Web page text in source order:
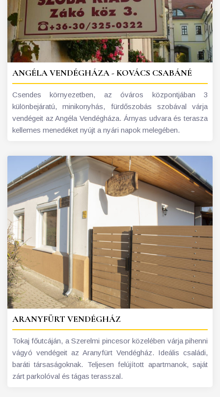
ANGÉLA VENDÉGHÁZA - KOVÁCS CSABÁNÉ
Csendes környezetben, az óváros központjában 3
különbejáratú, minikonyhás, fürdőszobás szobával várja
vendégeit az Angéla Vendégháza. Árnyas udvara és terasza
kellemes menedéket nyújt a nyári napok melegében.
ARANYFÜRT VENDÉGHÁZ
Tokaj főutcáján, a Szerelmi pincesor közelében várja pihenni
vágyó vendégeit az Aranyfürt Vendégház. Ideális családi,
baráti társaságoknak. Teljesen felújított apartmanok, saját
zárt parkolóval és tágas terasszal.